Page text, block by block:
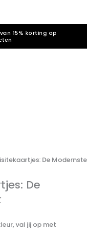
15% korting op
win stemmen.
De Modernste
De
val jij op met